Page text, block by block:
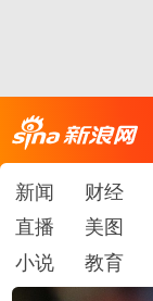
新闻 财经
直播
美图
小说
教育